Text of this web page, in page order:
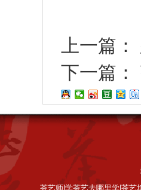
上一篇：
下一篇：
茶艺师|学茶艺去哪里学|茶艺